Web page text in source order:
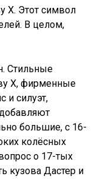
Х. Этот символ
В целом,
Стильные
Х, фирменные
и силуэт,
большие, с 16-
колёсных
о 17-тых
кузова Дастер и